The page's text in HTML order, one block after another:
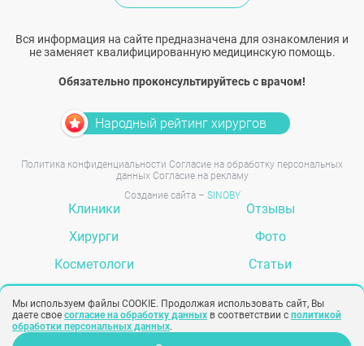
Вся информация на сайте предназначена для ознакомления и
не заменяет квалифицированную медицинскую помощь.
Обязательно проконсультируйтесь с врачом!
Народный рейтинг хирургов
Политика конфиденциальности Согласие на обработку персональных
данных Согласие на рекламу
Создание сайта – SINOBY
Клиники
Хирурги
Косметологи
Отзывы
Фото
Статьи
Мы используем файлы COOKIE. Продолжая использовать сайт, Вы
даете свое согласие на обработку данных в соответствии с политикой
обработки персональных данных.